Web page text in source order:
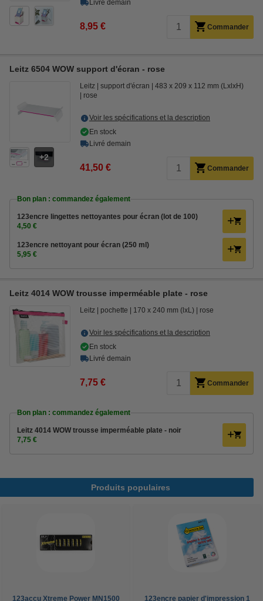
Livré demain
8,95 € Commander
Leitz 6504 WOW support d'écran - rose
2
Leitz support d'écran
483 x 209 x 112 mm (LxlxH)
rose
Voir les spécifications et la description
En stock
Livré demain
41,50 € Commander
Bon plan : commandez également
123encre lingettes nettoyantes pour écran (lot de 100)
4,50 €
123encre nettoyant pour écran (250 ml)
5,95 €
Leitz 4014 WOW trousse imperméable plate - rose
Leitz pochette 170 x 240 mm (lxL) rose
Voir les spécifications et la description
En stock
Livré demain
7,75 € Commander
Bon plan : commandez également
Leitz 4014 WOW trousse imperméable plate - noir
7,75 €
Produits populaires
123accu Xtreme Power MN1500
123encre papier d'impression 1